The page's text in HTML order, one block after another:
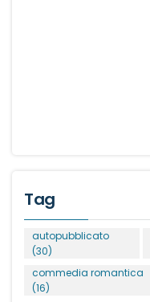
Tag
autopubblicato
(30)
commedia romantica
(16)